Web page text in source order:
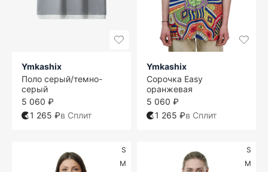
Ymkashix
Поло серый/темно-
серый
5 060 ₽
1 265 ₽в Сплит
Ymkashix
Сорочка Easy
оранжевая
5 060 ₽
1 265 ₽в Сплит
S
M
S
M